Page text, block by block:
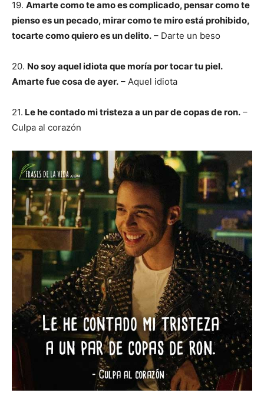
19. Amarte como te amo es complicado, pensar como te
pienso es un pecado, mirar como te miro está prohibido,
tocarte como quiero es un delito. – Darte un beso
20. No soy aquel idiota que moría por tocar tu piel.
Amarte fue cosa de ayer. – Aquel idiota
21. Le he contado mi tristeza a un par de copas de ron. –
Culpa al corazón